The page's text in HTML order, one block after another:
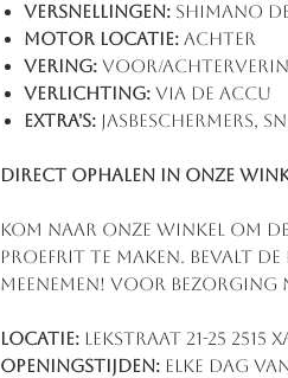
Versnellingen: Shimano
Motor locatie: Achter
Vering: Voor/
Verlichting: via de accu
Extra's: Jasbeschermers,
Direct ophalen in onze
Kom naar onze winkel om
proefrit te maken. Bevalt
meenemen! Voor
Locatie: Lekstraat 21-25 2515
Openingstijden: Elke dag